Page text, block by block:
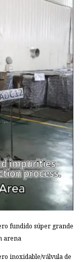
fundido súper grande
arena
inoxidable/válvula de